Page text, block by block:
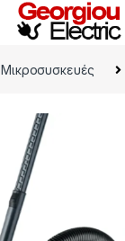
Μικροσυσκευές